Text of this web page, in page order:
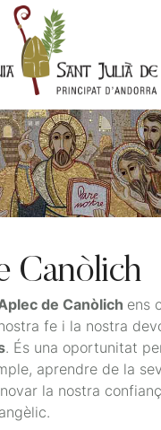
Canòlich
de Canòlich ens
fe i la nostra
. És una oportunitat
aprendre de la
la nostra